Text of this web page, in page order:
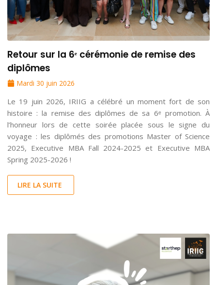
Retour sur la 6ᵉ cérémonie de remise des
diplômes
Mardi 30 juin 2026
Le 19 juin 2026, IRIIG a célébré un moment fort de son
histoire : la remise des diplômes de sa 6ᵉ promotion. À
l’honneur lors de cette soirée placée sous le signe du
voyage : les diplômés des promotions Master of Science
2025, Executive MBA Fall 2024-2025 et Executive MBA
Spring 2025-2026 !
LIRE LA SUITE